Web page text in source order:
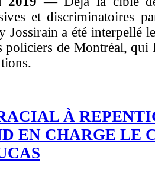
et discriminatoires
Jossirain a été interpellé
policiers de Montréal, qui
À
EN CHARGE LE